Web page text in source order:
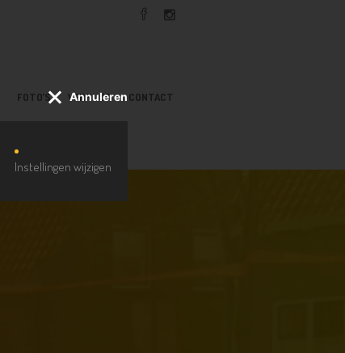
FOTO’S VERHUUR CONTACT
Instellingen wijzigen
Annuleren